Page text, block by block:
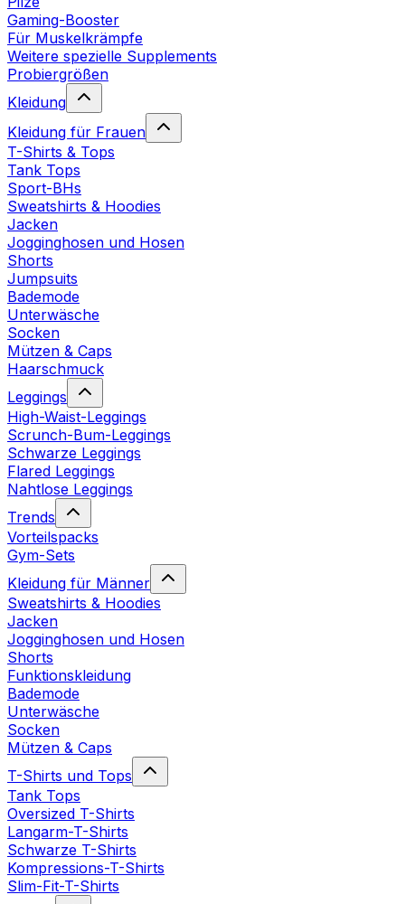
Gaming-Booster
Für Muskelkrämpfe
Weitere spezielle Supplements
Probiergrößen
Kleidung
Kleidung für Frauen
T-Shirts & Tops
Tank Tops
Sport-BHs
Sweatshirts & Hoodies
Jacken
Jogginghosen und Hosen
Shorts
Jumpsuits
Bademode
Unterwäsche
Socken
Mützen & Caps
Haarschmuck
Leggings
High-Waist-Leggings
Scrunch-Bum-Leggings
Schwarze Leggings
Flared Leggings
Nahtlose Leggings
Trends
Vorteilspacks
Gym-Sets
Kleidung für Männer
Sweatshirts & Hoodies
Jacken
Jogginghosen und Hosen
Shorts
Funktionskleidung
Bademode
Unterwäsche
Socken
Mützen & Caps
T-Shirts und Tops
Tank Tops
Oversized T-Shirts
Langarm-T-Shirts
Schwarze T-Shirts
Kompressions-T-Shirts
Slim-Fit-T-Shirts